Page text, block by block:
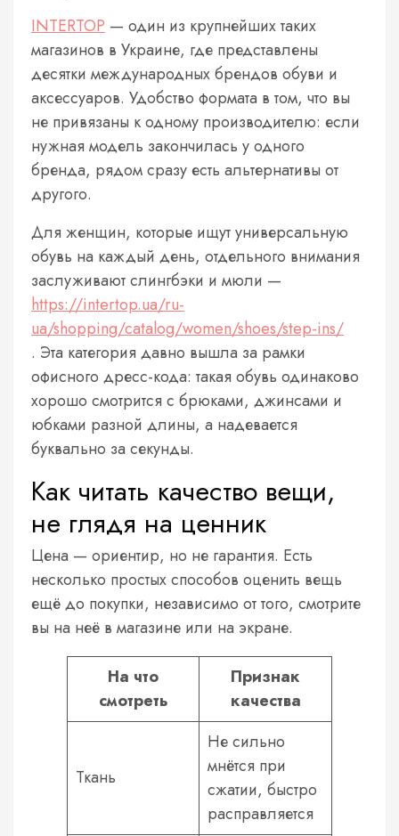
INTERTOP — один из крупнейших таких
магазинов в Украине, где представлены
десятки международных брендов обуви и
аксессуаров. Удобство формата в том, что вы
не привязаны к одному производителю: если
нужная модель закончилась у одного
бренда, рядом сразу есть альтернативы от
другого.
Для женщин, которые ищут универсальную
обувь на каждый день, отдельного внимания
заслуживают слингбэки и мюли —
https://intertop.ua/ru-
ua/shopping/catalog/women/shoes/step-ins/
. Эта категория давно вышла за рамки
офисного дресс-кода: такая обувь одинаково
хорошо смотрится с брюками, джинсами и
юбками разной длины, а надевается
буквально за секунды.
Как читать качество вещи,
не глядя на ценник
Цена — ориентир, но не гарантия. Есть
несколько простых способов оценить вещь
ещё до покупки, независимо от того, смотрите
вы на неё в магазине или на экране.
На что
смотреть
Признак
качества
Ткань
Не сильно
мнётся при
сжатии, быстро
расправляется